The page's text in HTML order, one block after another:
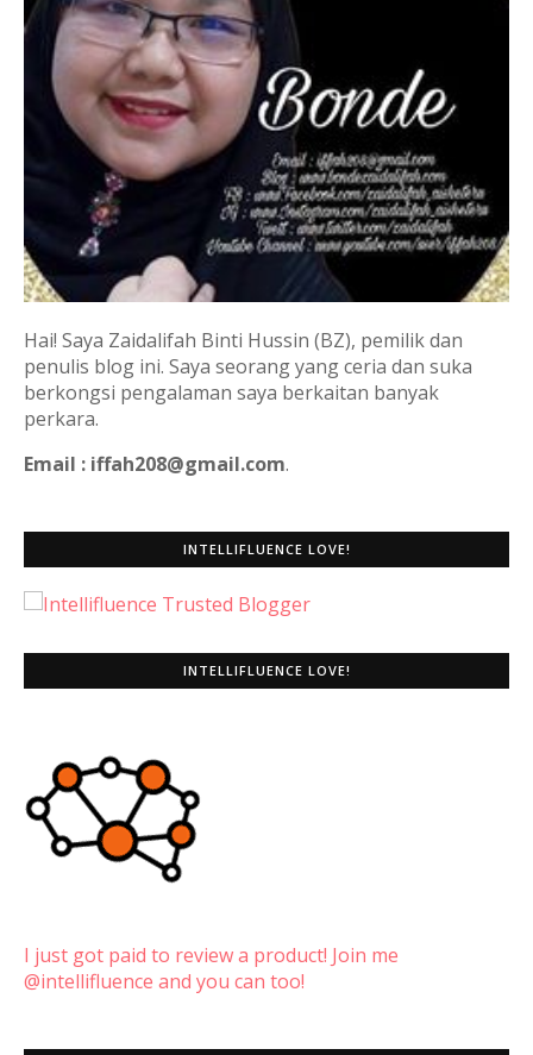
Hai! Saya Zaidalifah Binti Hussin (BZ), pemilik dan
penulis blog ini. Saya seorang yang ceria dan suka
berkongsi pengalaman saya berkaitan banyak
perkara.
Email : iffah208@gmail.com.
INTELLIFLUENCE LOVE!
INTELLIFLUENCE LOVE!
I just got paid to review a product! Join me
@intellifluence and you can too!